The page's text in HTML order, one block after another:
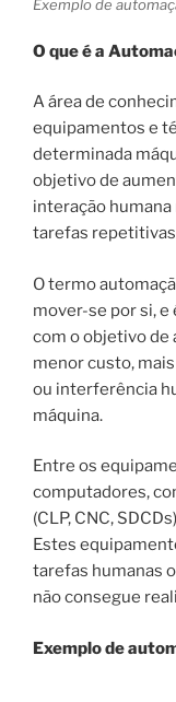
Exemplo de
O que é a
A área de
equipamentos e
determinada
objetivo de
interação
tarefas
O termo
mover-se por si,
com o objetivo de
menor custo,
ou interferência
máquina.
Entre os
computadores,
(CLP, CNC,
Estes
tarefas humanas
não consegue
Exemplo de